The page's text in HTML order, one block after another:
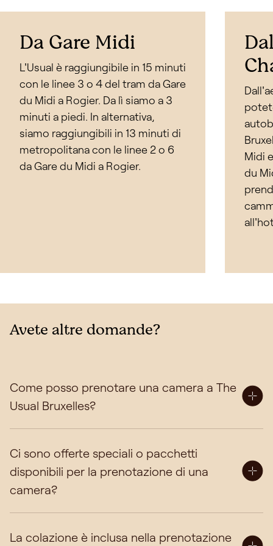
Da Gare Midi
L'Usual è raggiungibile in 15 minuti
con le linee 3 o 4 del tram da Gare
du Midi a Rogier. Da lì siamo a 3
minuti a piedi. In alternativa,
siamo raggiungibili in 13 minuti di
metropolitana con le linee 2 o 6
da Gare du Midi a Rogier.
Midi
du
Avete altre domande?
Come posso prenotare una camera a The
Usual Bruxelles?
nostro sistema di prenotazione online qui sopra. Se
avete bisogno di contattarci per la vostra
prenotazione individuale, potete contattarci via
persone, potete scriverci a
Ci sono offerte speciali o pacchetti
disponibili per la prenotazione di una
camera?
Le promozioni e i pacchetti vengono rinnovati
La colazione è inclusa nella prenotazione